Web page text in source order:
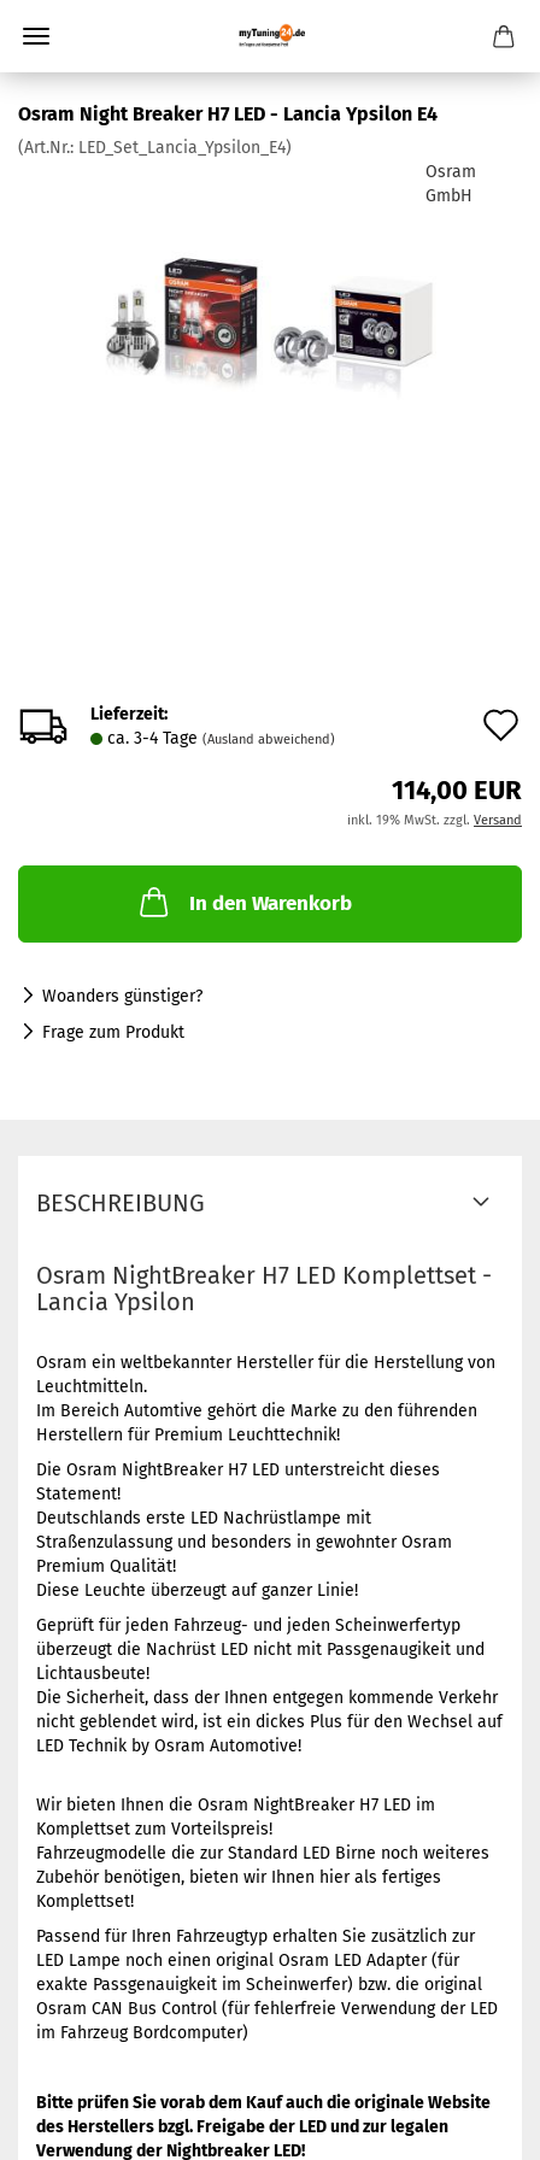
Osram Night Breaker H7 LED - Lancia Ypsilon E4
(Art.Nr.: LED_Set_Lancia_Ypsilon_E4)
Osram
GmbH
Lieferzeit:
ca. 3-4 Tage (Ausland abweichend)
114,00 EUR
inkl. 19% MwSt. zzgl. Versand
In den Warenkorb
Woanders günstiger?
Frage zum Produkt
BESCHREIBUNG
Osram NightBreaker H7 LED Komplettset -
Lancia Ypsilon
Osram ein weltbekannter Hersteller für die Herstellung von
Leuchtmitteln.
Im Bereich Automtive gehört die Marke zu den führenden
Herstellern für Premium Leuchttechnik!
Die Osram NightBreaker H7 LED unterstreicht dieses
Statement!
Deutschlands erste LED Nachrüstlampe mit
Straßenzulassung und besonders in gewohnter Osram
Premium Qualität!
Diese Leuchte überzeugt auf ganzer Linie!
Geprüft für jeden Fahrzeug- und jeden Scheinwerfertyp
überzeugt die Nachrüst LED nicht mit Passgenaugikeit und
Lichtausbeute!
Die Sicherheit, dass der Ihnen entgegen kommende Verkehr
nicht geblendet wird, ist ein dickes Plus für den Wechsel auf
LED Technik by Osram Automotive!
Wir bieten Ihnen die Osram NightBreaker H7 LED im
Komplettset zum Vorteilspreis!
Fahrzeugmodelle die zur Standard LED Birne noch weiteres
Zubehör benötigen, bieten wir Ihnen hier als fertiges
Komplettset!
Passend für Ihren Fahrzeugtyp erhalten Sie zusätzlich zur
LED Lampe noch einen original Osram LED Adapter (für
exakte Passgenauigkeit im Scheinwerfer) bzw. die original
Osram CAN Bus Control (für fehlerfreie Verwendung der LED
im Fahrzeug Bordcomputer)
Bitte prüfen Sie vorab dem Kauf auch die originale Website
des Herstellers bzgl. Freigabe der LED und zur legalen
Verwendung der Nightbreaker LED!